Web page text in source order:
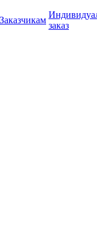
Заказчикам
заказ